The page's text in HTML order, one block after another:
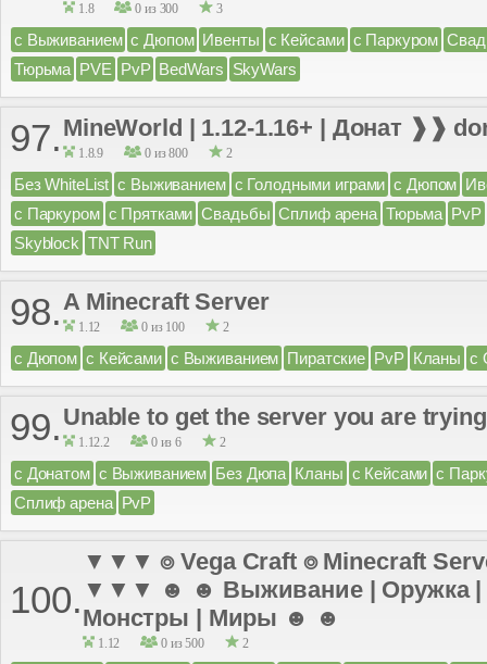
1.8 0 из 300 3
с Выживанием с Дюпом Ивенты с Кейсами с Паркуром
Тюрьма PVE PvP BedWars SkyWars
97. MineWorld | 1.12-1.16+ | Донат ❱❱
1.8.9 0 из 800 2
Без WhiteList с Выживанием с Голодными играми с Дюпом
с Паркуром с Прятками Свадьбы Сплиф арена Тюрьма PvP
Skyblock TNT Run
98.A Minecraft Server
1.12 0 из 100 2
с Дюпом с Кейсами с Выживанием Пиратские PvP Кланы с
99. Unable to get the server you are
1.12.2 0 из 6 2
с Донатом с Выживанием Без Дюпа Кланы с Кейсами с
Сплиф арена PvP
100.
▼▼▼ ⌾ Vega Craft ⌾ Minecraft
▼▼▼ ☻ ☻ Выживание | Оружка |
Монстры | Миры ☻ ☻
1.12 0 из 500 2